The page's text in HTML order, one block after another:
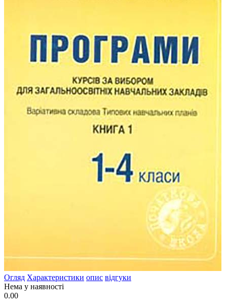
Огляд Характеристики опис відгуки
Нема у наявності
0.00